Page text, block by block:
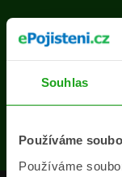
Souhlas
Používáme
Používáme
Na